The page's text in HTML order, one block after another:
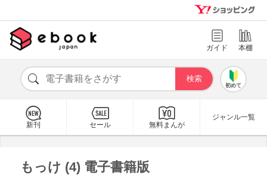
ガイド 本棚
初めて
新刊 セール 無料まんが
ジャンル一覧
もっけ (4) 電子書籍版